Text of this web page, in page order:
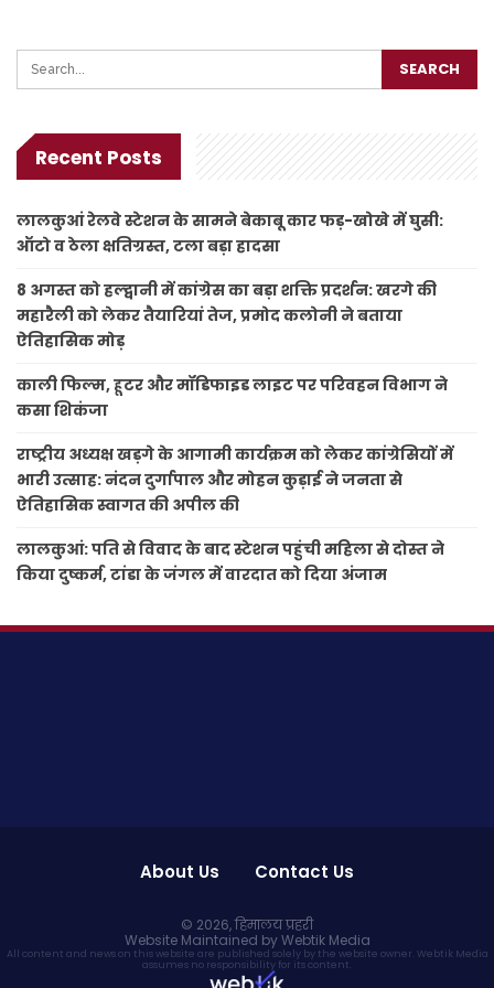
Recent Posts
लालकुआं रेलवे स्टेशन के सामने बेकाबू कार फड़-खोखे में घुसी:
ऑटो व ठेला क्षतिग्रस्त, टला बड़ा हादसा
8 अगस्त को हल्द्वानी में कांग्रेस का बड़ा शक्ति प्रदर्शन: खरगे की
महारैली को लेकर तैयारियां तेज, प्रमोद कलोनी ने बताया
ऐतिहासिक मोड़
काली फिल्म, हूटर और मॉडिफाइड लाइट पर परिवहन विभाग ने
कसा शिकंजा
राष्ट्रीय अध्यक्ष खड़गे के आगामी कार्यक्रम को लेकर कांग्रेसियों में
भारी उत्साह: नंदन दुर्गापाल और मोहन कुड़ाई ने जनता से
ऐतिहासिक स्वागत की अपील की
लालकुआं: पति से विवाद के बाद स्टेशन पहुंची महिला से दोस्त ने
किया दुष्कर्म, टांडा के जंगल में वारदात को दिया अंजाम
About Us Contact Us
© 2026,हिमालय प्रहरी
Website Maintained by Webtik Media
All content and news on this website are published solely by the website owner. Webtik Media
assumes no responsibility for its content.